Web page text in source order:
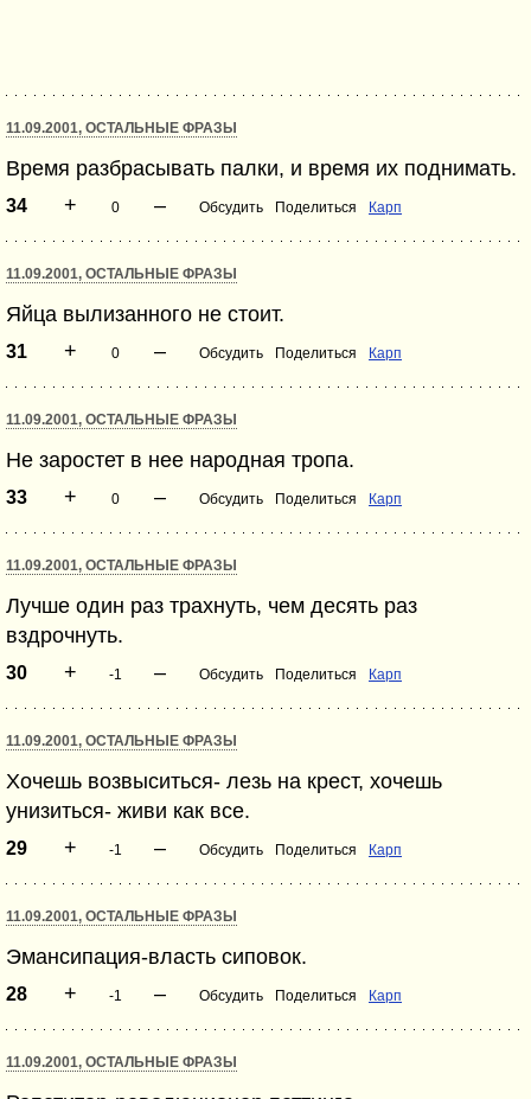
11.09.2001, ОСТАЛЬНЫЕ ФРАЗЫ
Время разбрасывать палки, и время их поднимать.
34 + 0 – Обсудить Поделиться Карп
11.09.2001, ОСТАЛЬНЫЕ ФРАЗЫ
Яйца вылизанного не стоит.
31 + 0 – Обсудить Поделиться Карп
11.09.2001, ОСТАЛЬНЫЕ ФРАЗЫ
Не заростет в нее народная тропа.
33 + 0 – Обсудить Поделиться Карп
11.09.2001, ОСТАЛЬНЫЕ ФРАЗЫ
Лучше один раз трахнуть, чем десять раз
вздрочнуть.
30 + -1 – Обсудить Поделиться Карп
11.09.2001, ОСТАЛЬНЫЕ ФРАЗЫ
Хочешь возвыситься- лезь на крест, хочешь
унизиться- живи как все.
29 + -1 – Обсудить Поделиться Карп
11.09.2001, ОСТАЛЬНЫЕ ФРАЗЫ
Эмансипация-власть сиповок.
28 + -1 – Обсудить Поделиться Карп
11.09.2001, ОСТАЛЬНЫЕ ФРАЗЫ